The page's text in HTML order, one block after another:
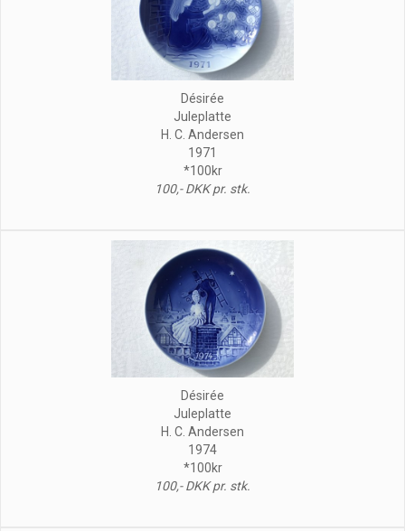
Désirée
Juleplatte
H. C. Andersen
1971
*100kr
100,- DKK pr. stk.
Désirée
Juleplatte
H. C. Andersen
1974
*100kr
100,- DKK pr. stk.